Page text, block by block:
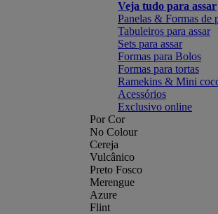
Veja tudo para assar
Panelas & Formas de
Tabuleiros para assar
Sets para assar
Formas para Bolos
Formas para tortas
Ramekins & Mini
Acessórios
Exclusivo online
Por Cor
No Colour
Cereja
Vulcânico
Preto Fosco
Merengue
Azure
Flint